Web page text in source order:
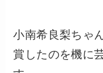
小南希良梨ちゃ
賞したのを機に